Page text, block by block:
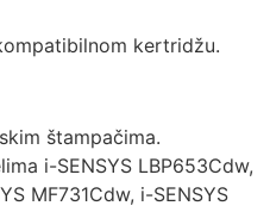
kertridžu.
štampačima.
i-SENSYS LBP653Cdw,
MF731Cdw, i-SENSYS